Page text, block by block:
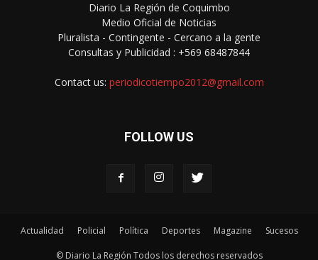
Diario La Región de Coquimbo
Medio Oficial de Noticias
Pluralista - Contingente - Cercano a la gente
Consultas y Publicidad : +569 68487844
Contact us: periodicotiempo2012@gmail.com
FOLLOW US
Actualidad Policial Política Deportes Magazine Sucesos
© Diario La Región Todos los derechos reservados